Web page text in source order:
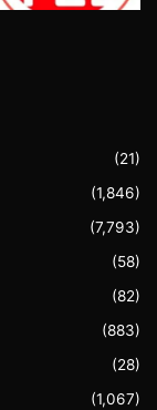
(21)
(1,846)
(7,793)
(58)
(82)
(883)
(28)
(1,067)